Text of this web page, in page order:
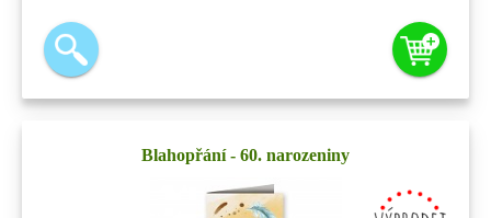
Blahopřání - 60. narozeniny